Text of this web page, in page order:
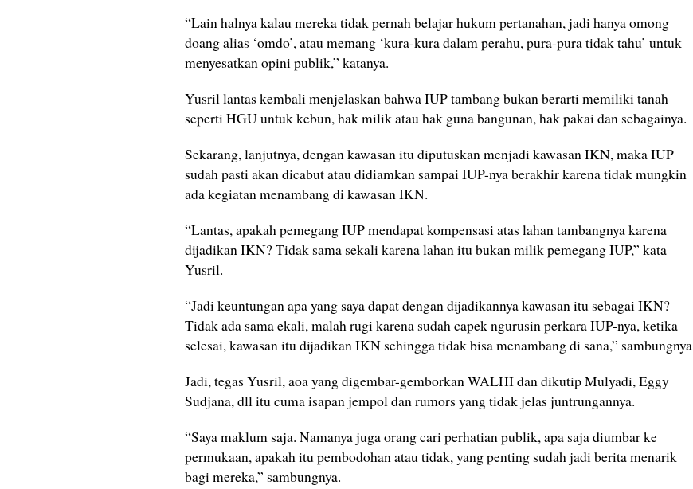
“Lain halnya kalau mereka tidak pernah belajar hukum pertanahan, jadi hanya omong
doang alias ‘omdo’, atau memang ‘kura-kura dalam perahu, pura-pura tidak tahu’ untuk
menyesatkan opini publik,” katanya.
Yusril lantas kembali menjelaskan bahwa IUP tambang bukan berarti memiliki tanah
seperti HGU untuk kebun, hak milik atau hak guna bangunan, hak pakai dan sebagainya.
Sekarang, lanjutnya, dengan kawasan itu diputuskan menjadi kawasan IKN, maka IUP
sudah pasti akan dicabut atau didiamkan sampai IUP-nya berakhir karena tidak mungkin
ada kegiatan menambang di kawasan IKN.
“Lantas, apakah pemegang IUP mendapat kompensasi atas lahan tambangnya karena
dijadikan IKN? Tidak sama sekali karena lahan itu bukan milik pemegang IUP,” kata
Yusril.
“Jadi keuntungan apa yang saya dapat dengan dijadikannya kawasan itu sebagai IKN?
Tidak ada sama ekali, malah rugi karena sudah capek ngurusin perkara IUP-nya, ketika
selesai, kawasan itu dijadikan IKN sehingga tidak bisa menambang di sana,” sambungnya
Jadi, tegas Yusril, aoa yang digembar-gemborkan WALHI dan dikutip Mulyadi, Eggy
Sudjana, dll itu cuma isapan jempol dan rumors yang tidak jelas juntrungannya.
“Saya maklum saja. Namanya juga orang cari perhatian publik, apa saja diumbar ke
permukaan, apakah itu pembodohan atau tidak, yang penting sudah jadi berita menarik
bagi mereka,” sambungnya.